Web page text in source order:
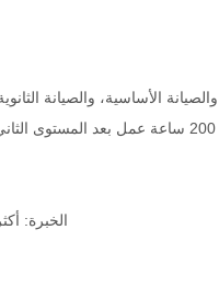
الأساسية، والصيانة
الخبرة: أكثر من 20 عامًا من الخبرة في